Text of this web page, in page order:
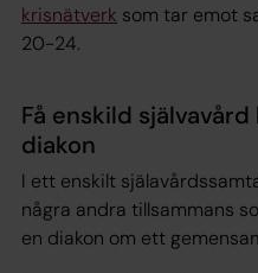
krisnätverk som tar emot
20-24.
Få enskild
diakon
I ett enskilt
några andra tillsammans
en diakon om ett